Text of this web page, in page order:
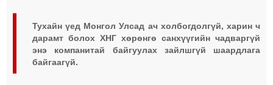
Тухайн үед Монгол Улсад ач холбогдолгүй, харин ч
дарамт болох ХНГ хөрөнгө санхүүгийн чадваргүй
энэ компанитай байгуулах зайлшгүй шаардлага
байгаагүй.